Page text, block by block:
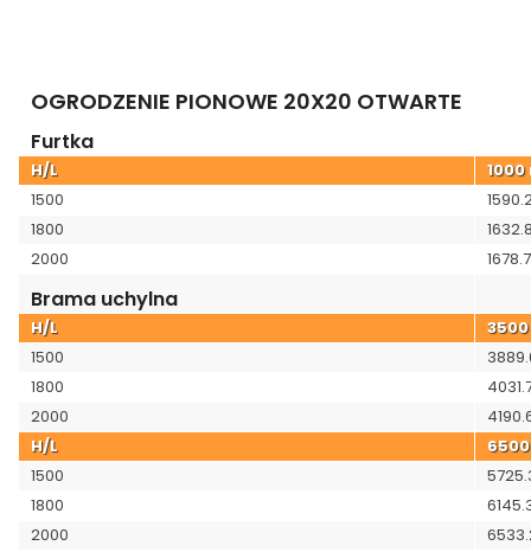
OGRODZENIE PIONOWE 20X20 OTWARTE
Furtka
H/L
1500
1800
2000
Brama uchylna
H/L
1500
1800
2000
H/L
1500
1800
2000